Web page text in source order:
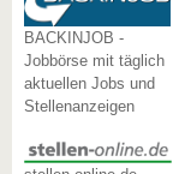
BACKINJOB -
Jobbörse mit täglich
aktuellen Jobs und
Stellenanzeigen